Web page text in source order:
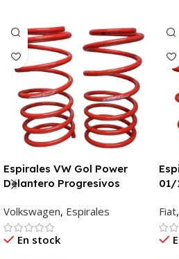
Espirales VW Gol Power
Delantero Progresivos
Volkswagen, Espirales
En stock
01/
Fiat,